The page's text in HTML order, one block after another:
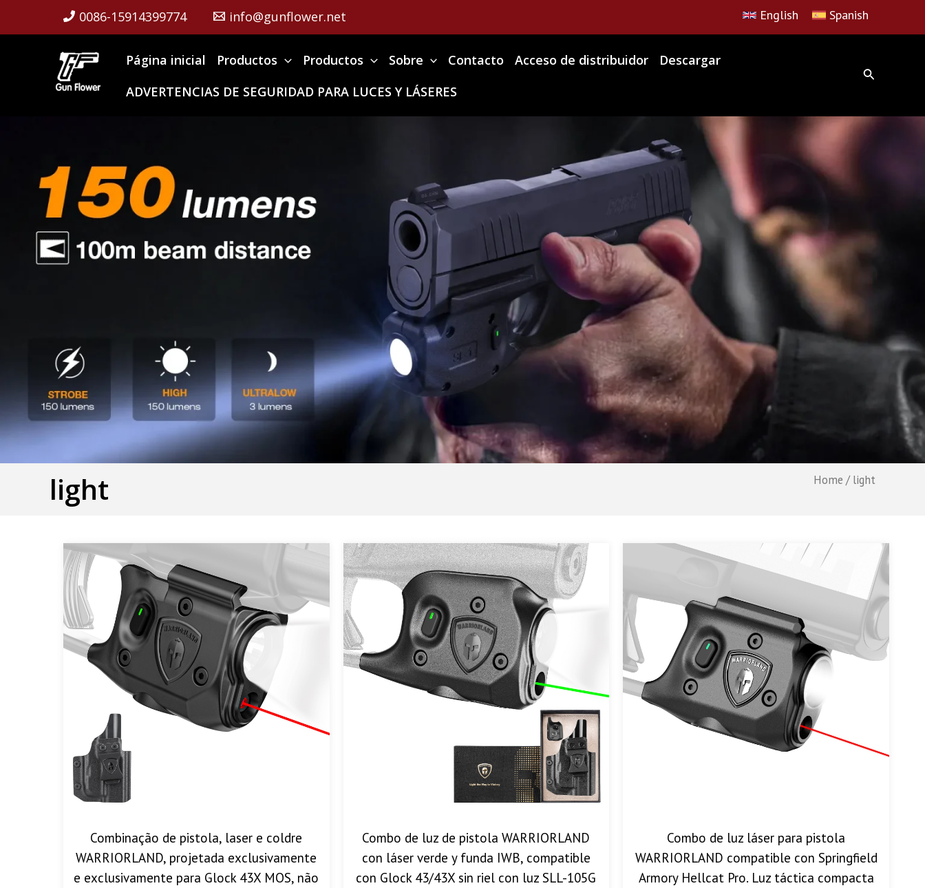
0086-15914399774 info@gunflower.net English Spanish
Página inicial Productos Productos Sobre Contacto Acceso de distribuidor
Descargar
ADVERTENCIAS DE SEGURIDAD PARA LUCES Y LÁSERES
light Home / light
Combinação de pistola, laser e coldre
WARRIORLAND, projetada exclusivamente
e exclusivamente para Glock 43X MOS, não
Combo de luz de pistola WARRIORLAND
con láser verde y funda IWB, compatible
con Glock 43/43X sin riel con luz SLL-105G
Combo de luz láser para pistola
WARRIORLAND compatible con Springfield
Armory Hellcat Pro. Luz táctica compacta